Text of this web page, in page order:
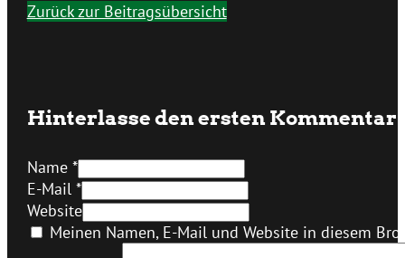
Zurück zur Beitragsübersicht
Hinterlasse den ersten Kommentar
Name *
E-Mail *
Website
Meinen Namen, E-Mail und Website in diesem